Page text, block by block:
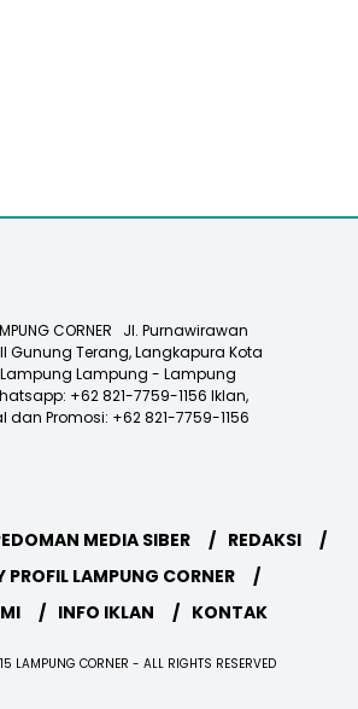
CORNER Jl. Purnawirawan
Gunung Terang, Langkapura Kota
Lampung - Lampung
+62 821-7759-1156 Iklan,
dan Promosi: +62 821-7759-1156
MEDIA SIBER
REDAKSI
PROFIL LAMPUNG CORNER
INFO IKLAN KONTAK
LAMPUNG CORNER - ALL RIGHTS RESERVED